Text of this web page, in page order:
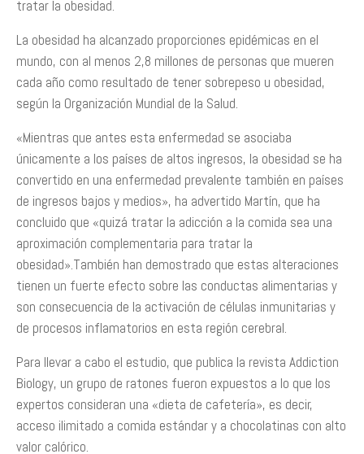
tratar la obesidad.
La obesidad ha alcanzado proporciones epidémicas en el
mundo, con al menos 2,8 millones de personas que mueren
cada año como resultado de tener sobrepeso u obesidad,
según la Organización Mundial de la Salud.
«Mientras que antes esta enfermedad se asociaba
únicamente a los países de altos ingresos, la obesidad se ha
convertido en una enfermedad prevalente también en países
de ingresos bajos y medios», ha advertido Martín, que ha
concluido que «quizá tratar la adicción a la comida sea una
aproximación complementaria para tratar la
obesidad».También han demostrado que estas alteraciones
tienen un fuerte efecto sobre las conductas alimentarias y
son consecuencia de la activación de células inmunitarias y
de procesos inflamatorios en esta región cerebral.
Para llevar a cabo el estudio, que publica la revista Addiction
Biology, un grupo de ratones fueron expuestos a lo que los
expertos consideran una «dieta de cafetería», es decir,
acceso ilimitado a comida estándar y a chocolatinas con alto
valor calórico.